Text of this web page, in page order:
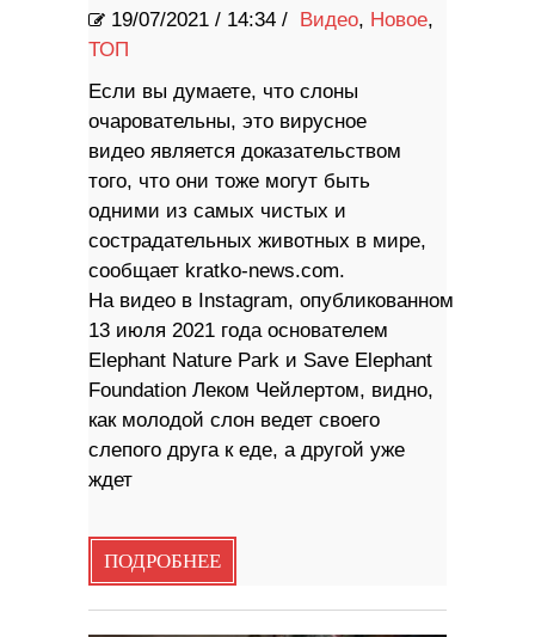
19/07/2021 / 14:34 / Видео, Новое,
ТОП
Если вы думаете, что слоны
очаровательны, это вирусное
видео является доказательством
того, что они тоже могут быть
одними из самых чистых и
сострадательных животных в мире,
сообщает kratko-news.com.
На видео в Instagram, опубликованном
13 июля 2021 года основателем
Elephant Nature Park и Save Elephant
Foundation Леком Чейлертом, видно,
как молодой слон ведет своего
слепого друга к еде, а другой уже
ждет
ПОДРОБНЕЕ